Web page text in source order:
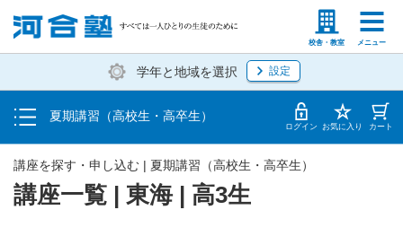
校舎・教室 メニュー
塾生の方 高等学校の先生
学年と地域を選択 設定
夏期講習（高校生・高卒生）
受講料・お申し込み方法
受講開始までの流れ
校舎・教室一覧 ログイン お気に入り カート
講座一覧 | 東海 | 高3生
講座を探す・申し込む | 夏期講習（高校生・高卒生）